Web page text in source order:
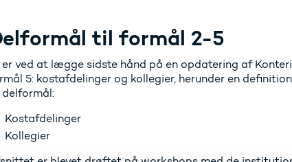
til formål 2-5
ved at lægge sidste hånd på en opdatering af
5: kostafdelinger og kollegier, herunder en
Kostafdelinger
Kollegier